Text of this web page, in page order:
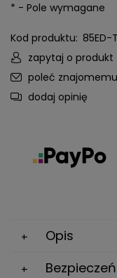
* - Pole wymagane
Kod produktu: 85ED-
zapytaj o produkt
poleć znajomemu
dodaj opinię
Opis